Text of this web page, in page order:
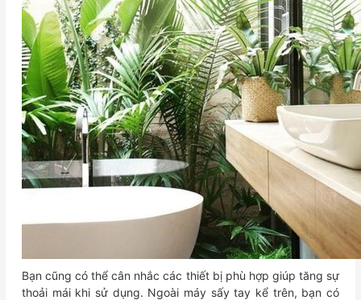
Bạn cũng có thể cân nhắc các thiết bị phù hợp giúp tăng sự
thoải mái khi sử dụng. Ngoài máy sấy tay kể trên, bạn có